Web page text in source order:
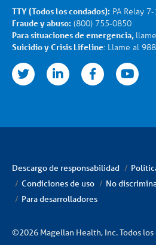
TTY (Todos los condados): PA Relay
Fraude y abuso: (800) 755-0850
Para situaciones de emergencia,
Suicidio y Crisis Lifeline: Llame al 988
facebookyoutube
Descargo de responsabilidad
Condiciones de uso
No
Para desarrolladores
©2026 Magellan Health, Inc. Todos